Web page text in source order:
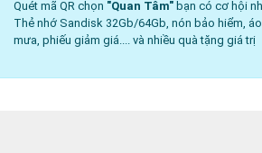
Quét mã QR chọn "Quan Tâm" bạn có cơ hội
Thẻ nhớ Sandisk 32Gb/64Gb, nón bảo hiểm, áo
mưa, phiếu giảm giá.... và nhiều quà tặng giá trị